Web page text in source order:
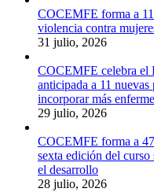
COCEMFE forma a
violencia contra
31 julio, 2026
COCEMFE celebra el
anticipada a 11
incorporar más
29 julio, 2026
COCEMFE forma a
sexta edición del
el desarrollo
28 julio, 2026